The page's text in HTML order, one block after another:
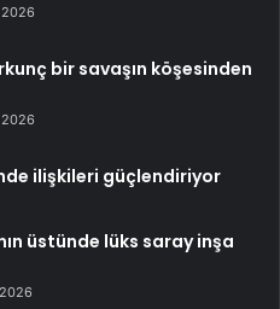
bir savaşın köşesinden
ilişkileri güçlendiriyor
üstünde lüks saray inşa